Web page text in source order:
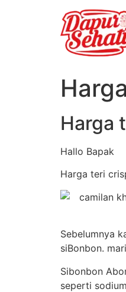
Harga
Hallo Bapak
Harga teri
Sebelumnya
siBonbon.
Sibonbon
seperti